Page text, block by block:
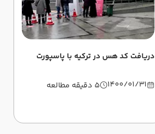
دریافت کد هس در ترکیه با پاسپورت
1400/01/31 5 دقیقه مطالعه